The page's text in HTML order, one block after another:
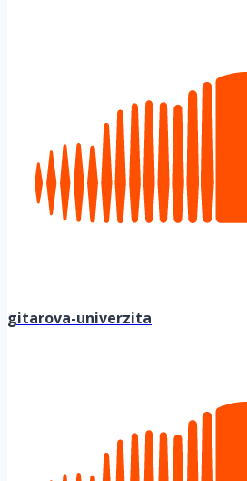
gitarova-univerzita